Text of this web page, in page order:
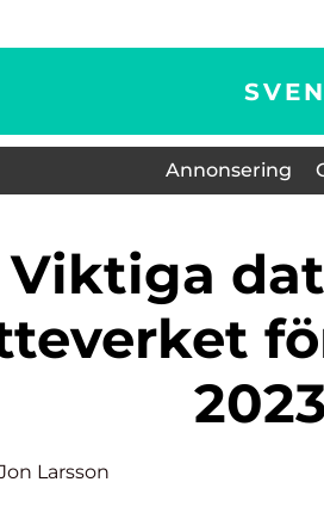
Annonsering
Viktiga datum för
2023
Larsson